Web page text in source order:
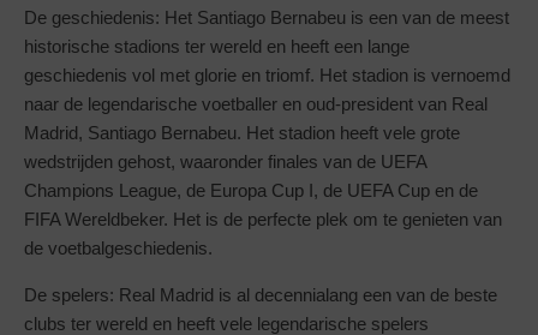
De geschiedenis: Het Santiago Bernabeu is een van de meest
historische stadions ter wereld en heeft een lange
geschiedenis vol met glorie en triomf. Het stadion is vernoemd
naar de legendarische voetballer en oud-president van Real
Madrid, Santiago Bernabeu. Het stadion heeft vele grote
wedstrijden gehost, waaronder finales van de UEFA
Champions League, de Europa Cup I, de UEFA Cup en de
FIFA Wereldbeker. Het is de perfecte plek om te genieten van
de voetbalgeschiedenis.
De spelers: Real Madrid is al decennialang een van de beste
clubs ter wereld en heeft vele legendarische spelers